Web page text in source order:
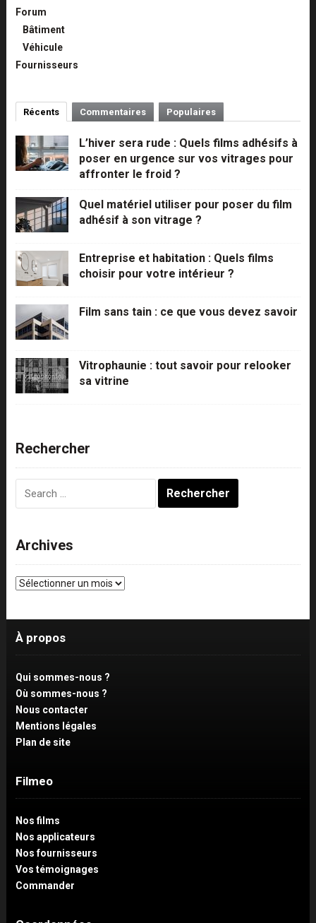
Forum
Bâtiment
Véhicule
Fournisseurs
Récents Commentaires Populaires
L’hiver sera rude : Quels films adhésifs à
poser en urgence sur vos vitrages pour
affronter le froid ?
Quel matériel utiliser pour poser du film
adhésif à son vitrage ?
Entreprise et habitation : Quels films
choisir pour votre intérieur ?
Film sans tain : ce que vous devez savoir
Vitrophaunie : tout savoir pour relooker
sa vitrine
Rechercher
Archives
Archives
À propos
Qui sommes-nous ?
Où sommes-nous ?
Nous contacter
Mentions légales
Plan de site
Filmeo
Nos films
Nos applicateurs
Nos fournisseurs
Vos témoignages
Commander